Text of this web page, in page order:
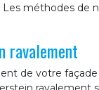
méthodes de
ravalement
de votre